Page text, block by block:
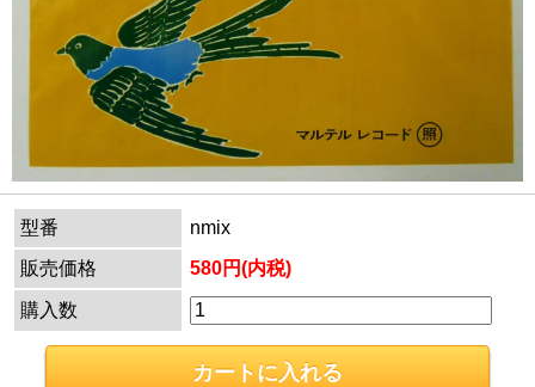
型番
nmix
販売価格
580円(内税)
購入数